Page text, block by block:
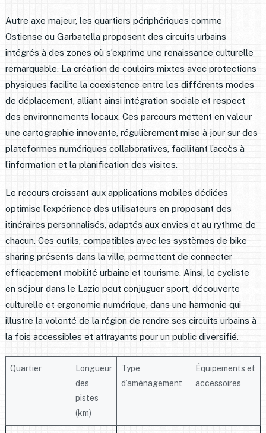
Autre axe majeur, les quartiers périphériques comme
Ostiense ou Garbatella proposent des circuits urbains
intégrés à des zones où s’exprime une renaissance culturelle
remarquable. La création de couloirs mixtes avec protections
physiques facilite la coexistence entre les différents modes
de déplacement, alliant ainsi intégration sociale et respect
des environnements locaux. Ces parcours mettent en valeur
une cartographie innovante, régulièrement mise à jour sur des
plateformes numériques collaboratives, facilitant l’accès à
l’information et la planification des visites.
Le recours croissant aux applications mobiles dédiées
optimise l’expérience des utilisateurs en proposant des
itinéraires personnalisés, adaptés aux envies et au rythme de
chacun. Ces outils, compatibles avec les systèmes de bike
sharing présents dans la ville, permettent de connecter
efficacement mobilité urbaine et tourisme. Ainsi, le cycliste
en séjour dans le Lazio peut conjuguer sport, découverte
culturelle et ergonomie numérique, dans une harmonie qui
illustre la volonté de la région de rendre ses circuits urbains à
la fois accessibles et attrayants pour un public diversifié.
Quartier
Longueur
des
pistes
(km)
Type
d’aménagement
Équipements et
accessoires